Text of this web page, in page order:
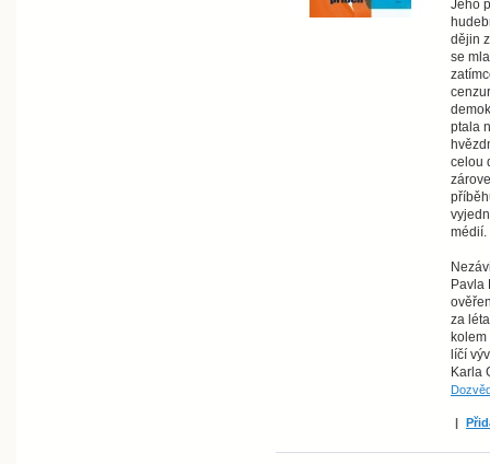
Jeho
dějin
se
ptala
celou
médií.
Pavla
za
kolem
líčí
Karla
|